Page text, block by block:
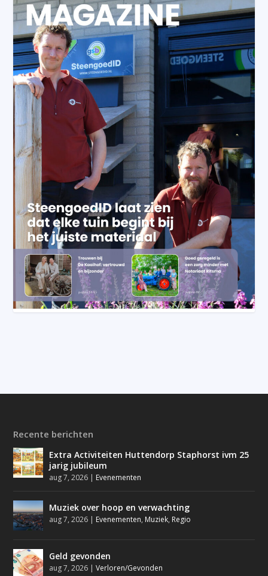
Recente berichten
Extra Activiteiten Huttendorp Staphorst ivm 25
jarig jubileum
aug 7, 2026 | Evenementen
Muziek over hoop en verwachting
aug 7, 2026 | Evenementen, Muziek, Regio
Geld gevonden
aug 7, 2026 |Verloren/Gevonden